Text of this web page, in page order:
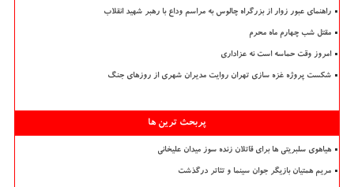
راهنمای عبور زوار از بزرگراه چالوس به مراسم وداع با رهبر شهید انقلاب
مقتل شب چهارم ماه محرم
امروز وقت حماسه است نه عزاداری
شکست پروژه غزه سازی تهران روایت مدیران شهری از روزهای جنگ
پربحث ترین ها
هیاهوی سلبریتی ها برای قاتلان زنده سوز میدان علیخانی
مریم همتیان بازیگر جوان سینما و تئاتر درگذشت